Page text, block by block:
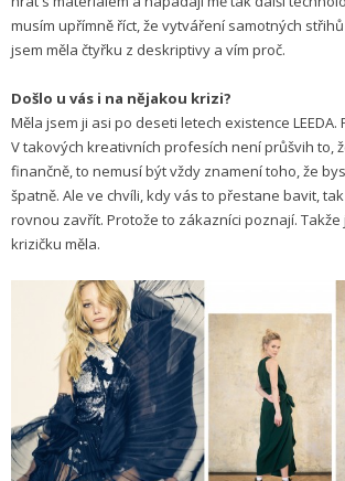
musím upřímně říct, že vytváření samotných
jsem měla čtyřku z deskriptivy a vím proč.
Došlo u vás i na nějakou krizi?
Měla jsem ji asi po deseti letech existence LEEDA.
V takových kreativních profesích není průšvih to,
finančně, to nemusí být vždy znamení toho, že
špatně. Ale ve chvíli, kdy vás to přestane bavit,
rovnou zavřít. Protože to zákazníci poznají.
krizičku měla.